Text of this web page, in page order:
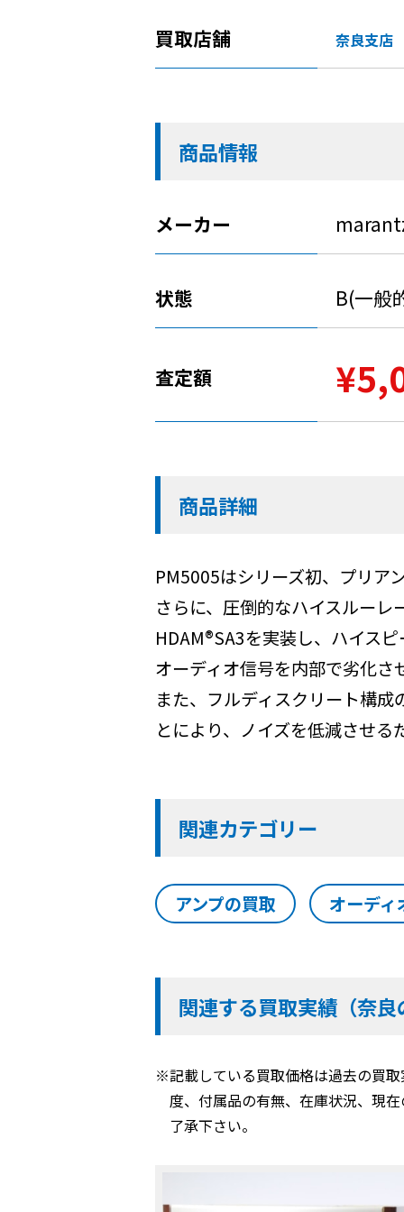
買取店舗 奈良支店
商品情報
メーカー
状態 B(一般
査定額
商品詳細
PM5005はシリーズ初、プリア
さらに、圧倒的なハイスルー
HDAM®SA3を実装し、ハイス
オーディオ信号を内部で劣化さ
また、フルディスクリート構
とにより、ノイズを低減させ
関連カテゴリー
アンプの買取 オーディ
関連する買取実績（奈
※記載している買取価格は過去の買
度、付属品の有無、在庫状況、現
了承下さい。